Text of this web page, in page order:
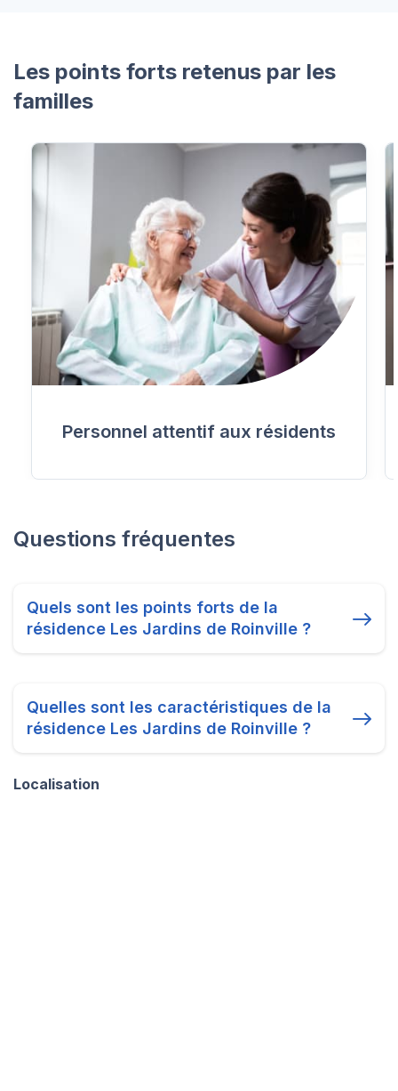
Les points forts retenus par les
familles
Personnel attentif aux résidents
Questions fréquentes
Quels sont les points forts de la
résidence Les Jardins de Roinville ?
Quelles sont les caractéristiques de la
résidence Les Jardins de Roinville ?
Localisation